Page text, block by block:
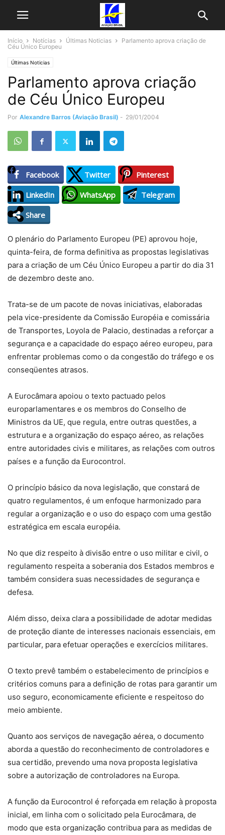
Início Notícias Últimas Noticias
Parlamento aprova criação de
Céu Único Europeu
Últimas Noticias
Parlamento aprova criação
de Céu Único Europeu
Por Alexandre Barros (Aviação Brasil) - 29/01/2004
Facebook Twitter
Pinterest
LinkedIn
WhatsApp
Telegram
Share
O plenário do Parlamento Europeu (PE) aprovou hoje,
quinta-feira, de forma definitiva as propostas legislativas
para a criação de um Céu Único Europeu a partir do dia 31
de dezembro deste ano.
Trata-se de um pacote de novas iniciativas, elaboradas
pela vice-presidente da Comissão Européia e comissária
de Transportes, Loyola de Palacio, destinadas a reforçar a
segurança e a capacidade do espaço aéreo europeu, para
enfrentar problemas como o da congestão do tráfego e os
conseqüentes atrasos.
A Eurocâmara apoiou o texto pactuado pelos
europarlamentares e os membros do Conselho de
Ministros da UE, que regula, entre outras questões, a
estrutura e a organização do espaço aéreo, as relações
entre autoridades civis e militares, as relações com outros
países e a função da Eurocontrol.
O princípio básico da nova legislação, que constará de
quatro regulamentos, é um enfoque harmonizado para
regular a organização e o uso do espaço com uma gestão
estratégica em escala européia.
No que diz respeito à divisão entre o uso militar e civil, o
regulamento respeita a soberania dos Estados membros e
também considera suas necessidades de segurança e
defesa.
Além disso, deixa clara a possibilidade de adotar medidas
de proteção diante de interesses nacionais essenciais, em
particular, para efetuar operações e exercícios militares.
O texto prevê também o estabelecimento de princípios e
critérios comuns para a definição de rotas para garantir um
uso seguro, economicamente eficiente e respeitoso do
meio ambiente.
Quanto aos serviços de navegação aérea, o documento
aborda a questão do reconhecimento de controladores e
sua certidão, prevendo uma nova proposta legislativa
sobre a autorização de controladores na Europa.
A função da Eurocontrol é reforçada em relação à proposta
inicial, em linha com o solicitado pela Eurocâmara, de
modo que esta organização contribua para as medidas de